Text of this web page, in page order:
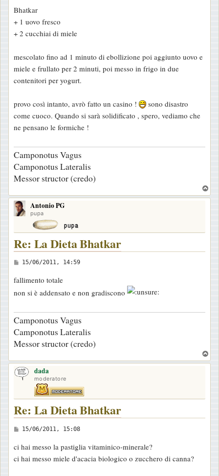
o
Bhatkar
+ 1 uovo fresco
+ 2 cucchiai di miele
mescolato fino ad 1 minuto di ebollizione poi aggiunto uovo e
miele e frullato per 2 minuti, poi messo in frigo in due
contenitori per yogurt.
provo così intanto, avrò fatto un casino !
sono disastro
come cuoco. Quando si sarà solidificato , spero, vediamo che
ne pensano le formiche !
Camponotus Vagus
Camponotus Lateralis
Messor structor (credo)
o
Antonio PG
pupa
Re: La Dieta Bhatkar
M
s
s
g
g
i
15/06/2011, 14:59
fallimento totale
non si è addensato e non gradiscono
Camponotus Vagus
Camponotus Lateralis
Messor structor (credo)
o
dada
moderatore
Re: La Dieta Bhatkar
M
s
s
15/06/2011, 15:08
ci hai messo la pastiglia vitaminico-minerale?
ci hai messo miele d'acacia biologico o zucchero di canna?